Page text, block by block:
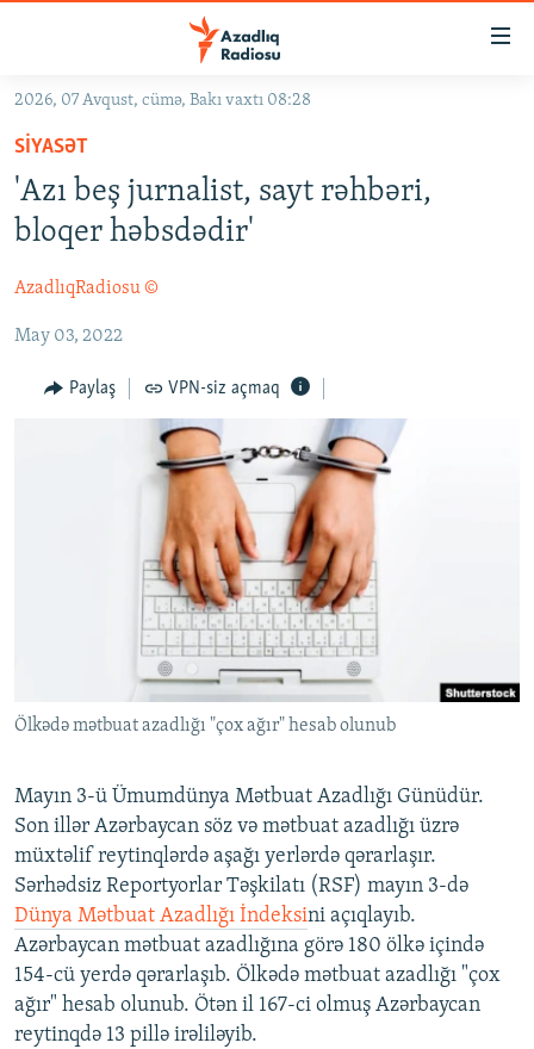
Əsas
qayıt
Əsas
naviqasiyaya
qayıt
Axtarışa
GÜNDƏM
#İZAHLA
KORRUPSIOMETR
#ƏSLINDƏ
FƏRQƏ BAX
QANUNI DOĞRU
ARAŞDIRMA
AZƏRBAYCAN ƏDƏBIYYATI KITABXANASI
İSLAM VƏ DEMOKRATIYA
İZ - MƏDƏNIYYƏT PROQRAMI
PEŞƏ ETIKASI VƏ JURNALISTIKA STANDARTLARIMIZ
MATERIALLARIMIZDAN ISTIFADƏ
AZADLIQRADIOSU MOBIL TELEFONUNUZDA
BIZIMLƏ ƏLAQƏ
RFE/RL-in bütün saytları
2026, 07 Avqust, cümə, Bakı vaxtı 08:28
SIYASƏT
'Azı beş jurnalist, sayt rəhbəri,
bloqer həbsdədir'
AzadlıqRadiosu ©
May 03, 2022
Paylaş VPN-siz açmaq
Ölkədə mətbuat azadlığı "çox ağır" hesab olunub
Mayın 3-ü Ümumdünya Mətbuat Azadlığı Günüdür.
Son illər Azərbaycan söz və mətbuat azadlığı üzrə
müxtəlif reytinqlərdə aşağı yerlərdə qərarlaşır.
Sərhədsiz Reportyorlar Təşkilatı (RSF) mayın 3-də
Dünya Mətbuat Azadlığı İndeksini açıqlayıb.
Azərbaycan mətbuat azadlığına görə 180 ölkə içində
154-cü yerdə qərarlaşıb. Ölkədə mətbuat azadlığı "çox
ağır" hesab olunub. Ötən il 167-ci olmuş Azərbaycan
reytinqdə 13 pillə irəliləyib.